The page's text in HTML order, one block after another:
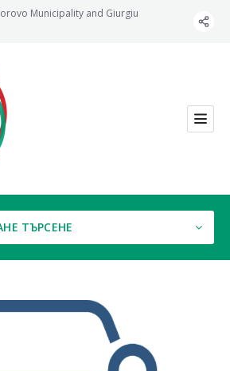
Municipality and Giurgiu
ТЪРСЕНЕ